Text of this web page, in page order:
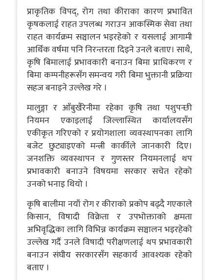
प्राकृतिक विपद्, रोग तथा कीराका कारण प्रभावित
कृषकलाई राहत उपलब्ध गराउन आकस्मिक सेवा तथा
राहत कार्यक्रम सञ्चालन भइरहेको र यसलाई आगामी
आर्थिक वर्षमा पनि निरन्तरता दिइने उनले बताए। साथै,
कृषि बिमालाई प्रभावकारी बनाउन बिमा प्राधिकरण र
बिमा कम्पनीहरूसँग समन्वय गरी बिमा भुक्तानी प्रक्रिया
सहज बनाइने उल्लेख गरे ।
मालुङ्गा र आँबुखैरेनीमा रहेका कृषि तथा पशुपन्छी
नियमन एकाइलाई जिल्लास्थित कार्यालयसँग
एकीकृत गरिएको र प्रयोगशाला व्यवस्थापनका लागि
बजेट छुट्याइएको मन्त्री कार्कीले जानकारी दिए।
जनशक्ति व्यवस्थापन र गुणस्तर नियमनलाई थप
प्रभावकारी बनाउने विषयमा सरकार सचेत रहेको
उनको भनाइ थियो ।
कृषि बालीमा नयाँ रोग र कीराको प्रकोप बढ्दै गएकाले
किसान, विषादी विक्रेता र उपभोक्ताको क्षमता
अभिवृद्धिका लागि विभिन्न कार्यक्रम सञ्चालन भइरहेको
उल्लेख गर्दै उनले विषादी परीक्षणलाई थप प्रभावकारी
बनाउन संघीय सरकारसँग सहकार्य आवश्यक रहेको
बताए ।